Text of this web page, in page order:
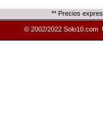
** Precios
© 2002/2022 Solo10.com